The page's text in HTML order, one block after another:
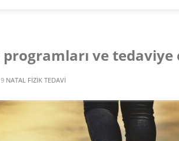
programları ve
NATAL FIZIK TEDAVI